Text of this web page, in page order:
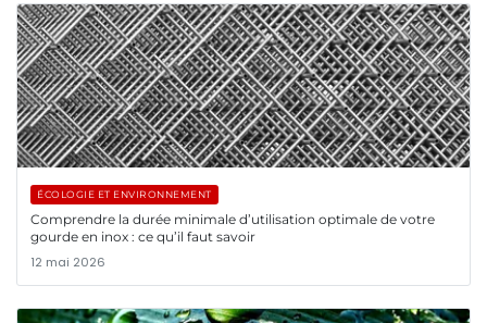
ÉCOLOGIE ET ENVIRONNEMENT
Comprendre la durée minimale d’utilisation optimale de votre
gourde en inox : ce qu’il faut savoir
12 mai 2026